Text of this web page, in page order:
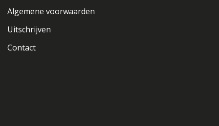
Algemene voorwaarden
Uitschrijven
Contact